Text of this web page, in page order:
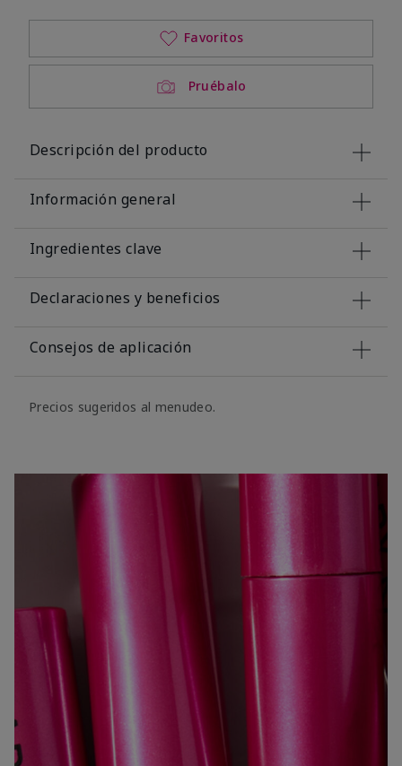
Pruébalo
Favoritos
Descripción del producto
Información general
Ingredientes clave
Declaraciones y beneficios
Consejos de aplicación
Precios sugeridos al menudeo.